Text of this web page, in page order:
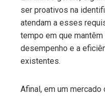
ser proativos na
atendam a esses
tempo em que
desempenho e a
existentes.
Afinal, em um mercado